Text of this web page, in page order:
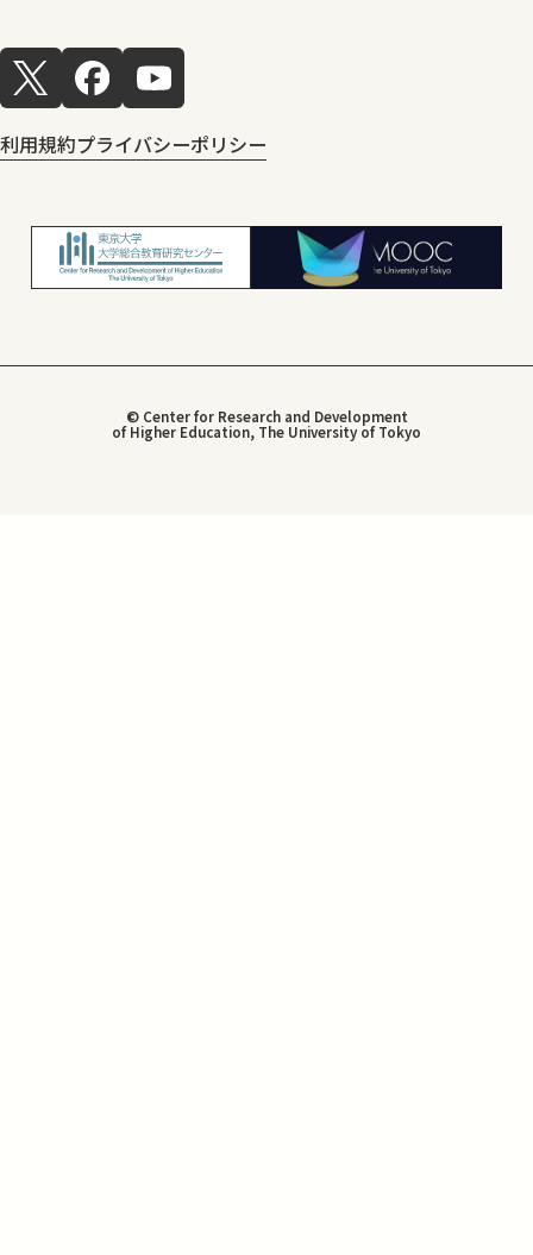
利用規約プライバシーポリシー
© Center for Research and Development
of Higher Education, The University of Tokyo